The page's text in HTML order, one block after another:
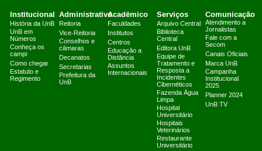
Institucional
História da UnB
UnB em
Números
Conheça os
campi
Como chegar
Estatuto e
Regimento
Administrativo
Reitoria
Vice-Reitoria
Conselhos e
câmaras
Decanatos
Secretarias
Prefeitura da
UnB
Acadêmico
Faculdades
Institutos
Centros
Educação a
Distância
Assuntos
Internacionais
Serviços
Arquivo Central
Biblioteca
Central
Editora UnB
Equipe de
Tratamento e
Resposta a
Incidentes
Cibernéticos
Fazenda Água
Limpa
Hospital
Universitário
Hospitais
Veterinários
Restaurante
Universitário
Comunicação
Atendimento a
Jornalistas
Fale com a
Secom
Canais Oficiais
Marca UnB
Campanha
Institucional
2025
Planner 2024
UnB TV